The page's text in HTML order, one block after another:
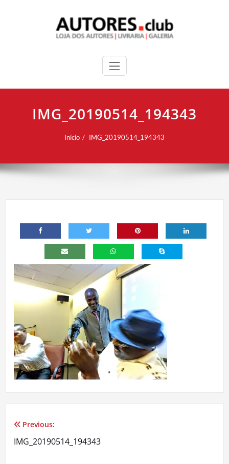
IMG_20190514_194343
Início IMG_20190514_194343
Navegação
de
Previous:
IMG_20190514_194343